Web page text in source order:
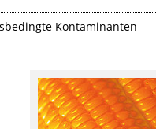
Kontaminanten